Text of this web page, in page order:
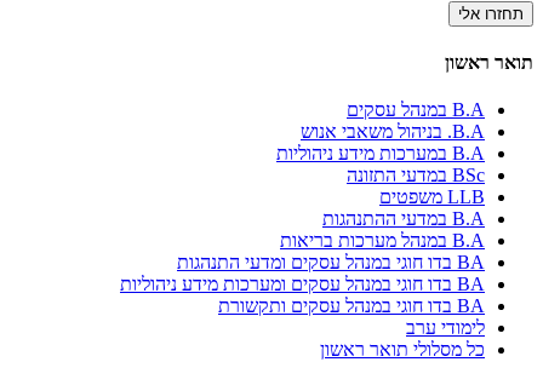
תואר ראשון
B.A במנהל עסקים
B.A. בניהול משאבי אנוש
B.A במערכות מידע ניהוליות
BSc במדעי התזונה
LLB משפטים
B.A במדעי ההתנהגות
B.A במנהל מערכות בריאות
BA בדו חוגי במנהל עסקים ומדעי התנהגות
BA בדו חוגי במנהל עסקים ומערכות מידע ניהוליות
BA בדו חוגי במנהל עסקים ותקשורת
לימודי ערב
כל מסלולי תואר ראשון